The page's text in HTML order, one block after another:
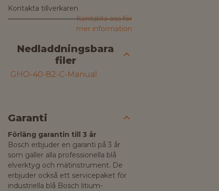
Kontakta tillverkaren
Kontakta oss för
mer information
Nedladdningsbara
filer
GHO-40-82-C-Manual
Garanti
Förläng garantin till 3 år
Bosch erbjuder en garanti på 3 år
som gäller alla professionella blå
elverktyg och mätinstrument. De
erbjuder också ett servicepaket för
industriella blå Bosch litium-